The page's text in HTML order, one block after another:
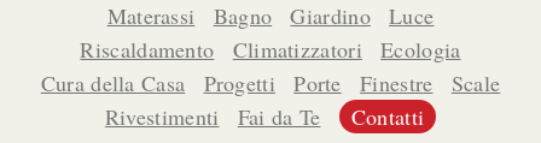
Materassi
Bagno Giardino
Luce
Riscaldamento
Climatizzatori
Ecologia
Cura della Casa
Progetti Porte Finestre
Scale
Rivestimenti
Fai da Te Contatti